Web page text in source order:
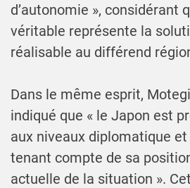
d’autonomie », considérant
véritable représente la
réalisable au différend
Dans le même esprit,
indiqué que « le Japon est
aux niveaux diplomatique
tenant compte de sa
actuelle de la situation ».